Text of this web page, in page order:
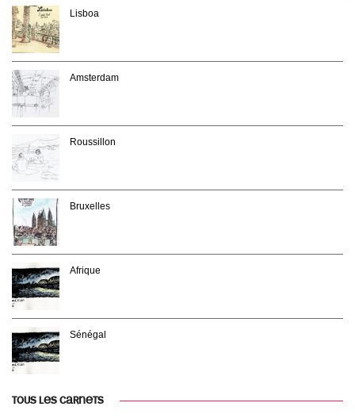
Lisboa
Amsterdam
Roussillon
Bruxelles
Afrique
Sénégal
TOUS LES CARNETS